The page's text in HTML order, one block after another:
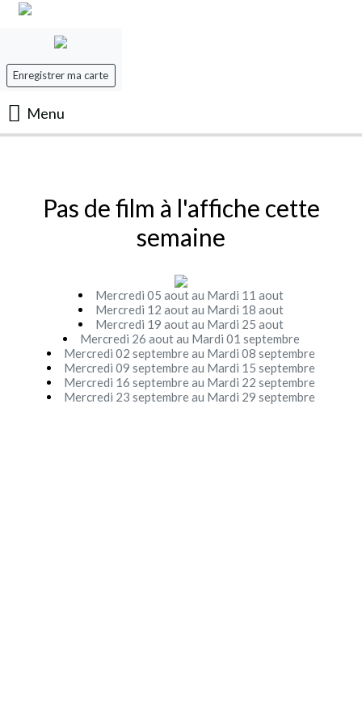
Enregistrer ma carte
Menu
Les Films
Mon panier
Festival - soirée
Pas de film à l'affiche cette
semaine
Mercredi 05 aout au Mardi 11 aout
Mercredi 12 aout au Mardi 18 aout
Mercredi 19 aout au Mardi 25 aout
Mercredi 26 aout au Mardi 01 septembre
Mercredi 02 septembre au Mardi 08 septembre
Mercredi 09 septembre au Mardi 15 septembre
Mercredi 16 septembre au Mardi 22 septembre
Mercredi 23 septembre au Mardi 29 septembre